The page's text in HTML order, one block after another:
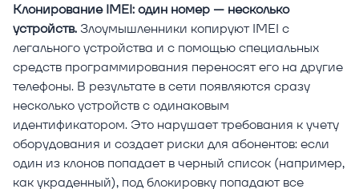
Клонирование IMEI: один номер — несколько
устройств. Злоумышленники копируют IMEI с
легального устройства и с помощью специальных
средств программирования переносят его на другие
телефоны. В результате в сети появляются сразу
несколько устройств с одинаковым
идентификатором. Это нарушает требования к учету
оборудования и создает риски для абонентов: если
один из клонов попадает в черный список (например,
как украденный), под блокировку попадают все